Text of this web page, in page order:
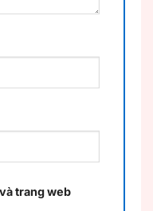
trang web